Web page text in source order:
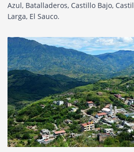
Azul, Batalladeros, Castillo Bajo,
Larga, El Sauco.